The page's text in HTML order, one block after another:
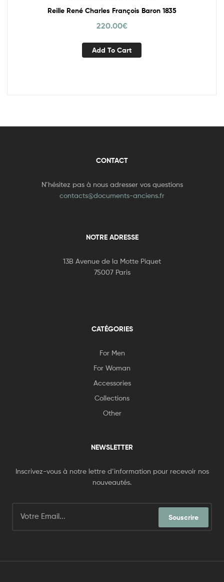
Reille René Charles François Baron 1835
220.00€
Add To Cart
CONTACT
N’hésitez pas à nous adresser vos questions
contacts@documents-anciens.fr
NOTRE ADRESSE
13B Avenue de la Motte Piquet
75007 Paris
CATÉGORIES
For Men
For Woman
Accessories
Collections
Other
NEWSLETTER
Inscrivez-vous à notre lettre d’information pour recevoir nos
nouveautés.
Souscrire